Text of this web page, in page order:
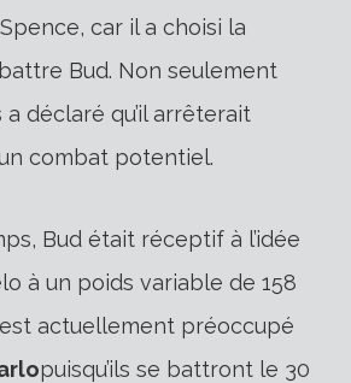
car il a choisi la
Bud. Non seulement
a déclaré qu’il arrêterait
combat potentiel.
Bud était réceptif à l’idée
à un poids variable de 158
actuellement préoccupé
puisqu’ils se battront le 30